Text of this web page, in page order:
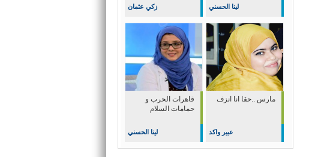
زكي عثمان لينا الحسني
قاهرات الحرب و
حمامات السلام
لينا الحسني
مارس ..حقا انا انزف
عبير واكد